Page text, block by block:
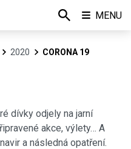
2020 CORONA 19
dívky odjely na jarní
akce, výlety… A
a následná opatření.
MENU